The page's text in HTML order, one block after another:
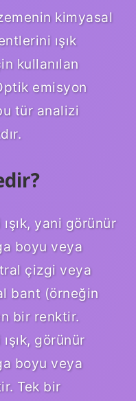
kimyasal
ışık
kullanılan
emisyon
tür analizi
yani görünür
boyu veya
çizgi veya
bant (örneğin
bir renktir.
görünür
boyu veya
Tek bir